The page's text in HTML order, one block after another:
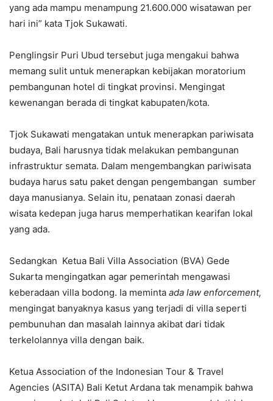
yang ada mampu menampung 21.600.000 wisatawan per
hari ini” kata Tjok Sukawati.
Penglingsir Puri Ubud tersebut juga mengakui bahwa
memang sulit untuk menerapkan kebijakan moratorium
pembangunan hotel di tingkat provinsi. Mengingat
kewenangan berada di tingkat kabupaten/kota.
Tjok Sukawati mengatakan untuk menerapkan pariwisata
budaya, Bali harusnya tidak melakukan pembangunan
infrastruktur semata. Dalam mengembangkan pariwisata
budaya harus satu paket dengan pengembangan sumber
daya manusianya. Selain itu, penataan zonasi daerah
wisata kedepan juga harus memperhatikan kearifan lokal
yang ada.
Sedangkan Ketua Bali Villa Association (BVA) Gede
Sukarta mengingatkan agar pemerintah mengawasi
keberadaan villa bodong. Ia meminta ada law enforcement,
mengingat banyaknya kasus yang terjadi di villa seperti
pembunuhan dan masalah lainnya akibat dari tidak
terkelolannya villa dengan baik.
Ketua Association of the Indonesian Tour & Travel
Agencies (ASITA) Bali Ketut Ardana tak menampik bahwa